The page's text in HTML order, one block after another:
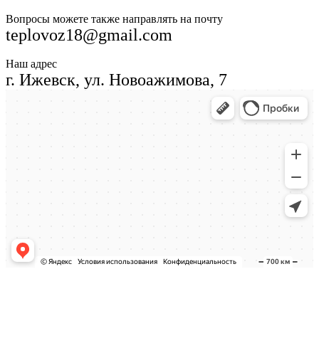
Вопросы можете также направлять на почту
teplovoz18@gmail.com
Наш адрес
г. Ижевск, ул. Новоажимова, 7